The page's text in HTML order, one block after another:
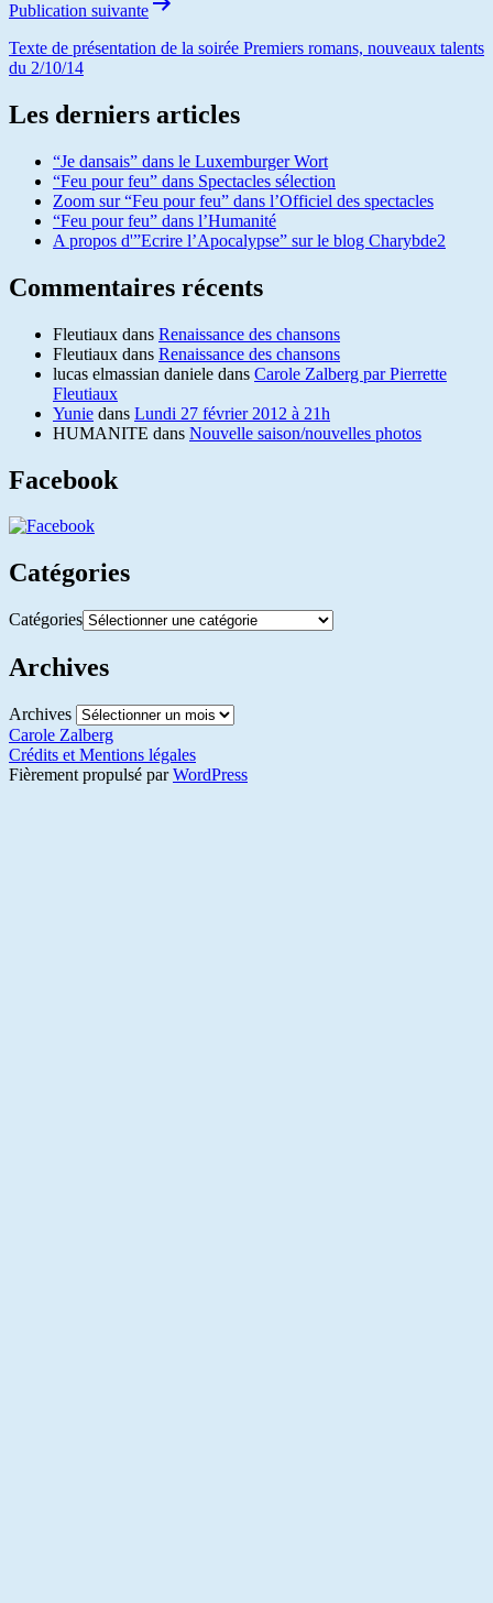
Publication suivante
Texte de présentation de la soirée Premiers romans, nouveaux talents
du 2/10/14
Les derniers articles
“Je dansais” dans le Luxemburger Wort
“Feu pour feu” dans Spectacles sélection
Zoom sur “Feu pour feu” dans l’Officiel des spectacles
“Feu pour feu” dans l’Humanité
A propos d'”Ecrire l’Apocalypse” sur le blog Charybde2
Commentaires récents
Fleutiaux dans Renaissance des chansons
Fleutiaux dans Renaissance des chansons
lucas elmassian daniele dans Carole Zalberg par Pierrette
Fleutiaux
Yunie dans Lundi 27 février 2012 à 21h
HUMANITE dans Nouvelle saison/nouvelles photos
Facebook
Catégories
Catégories
Archives
Archives
Carole Zalberg
Crédits et Mentions légales
Fièrement propulsé parWordPress